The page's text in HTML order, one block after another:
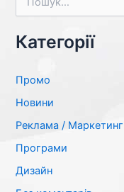
а
т
:
Категорії
Промо
Новини
Реклама / Маркетинг
Програми
Дизайн